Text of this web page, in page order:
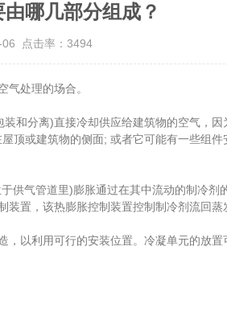
哪几部分组成？
06 点击率：3494
气处理的场合。
分离)直接冷却供应给建筑物的空气，因
或建筑物的侧面; 或者它可能有一些组
气管道里)膨胀通过在其中流动的制冷剂
置，该热膨胀控制装置控制制冷剂流回蒸
利用可行的安装位置。冷凝单元的放置